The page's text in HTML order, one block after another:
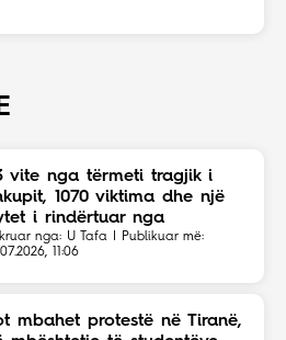
vite nga tërmeti tragjik i
1070 viktima dhe një
i rindërtuar nga
botëror
nga: U Tafa | Publikuar më:
11:06
mbahet protestë në Tiranë,